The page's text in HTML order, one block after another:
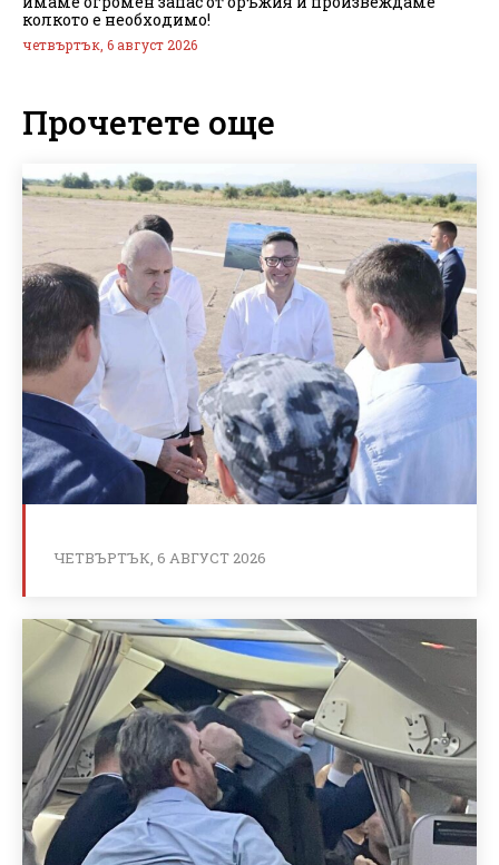
колкото е необходимо!
четвъртък, 6 август 2026
Прочетете още
ЧЕТВЪРТЪК, 6 АВГУСТ 2026